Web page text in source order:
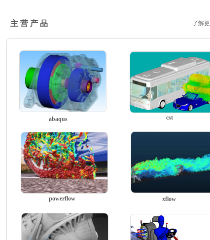
主 营 产 品 了解
cst
abaqus
powerflow xflow